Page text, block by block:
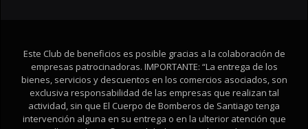
Este Club de beneficios es posible gracias a la colaboración de
empresas patrocinadoras. IMPORTANTE: “La entrega de los
bienes, servicios y descuentos en los comercios asociados, son
exclusiva responsabilidad de las empresas que realizan tal
actividad, sin que El Cuerpo de Bomberos de Santiago tenga
intervención alguna en su entrega o en la ulterior atención que